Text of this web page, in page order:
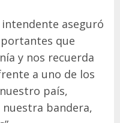
aseguró
que
y nos recuerda
a uno de los
país,
bandera,